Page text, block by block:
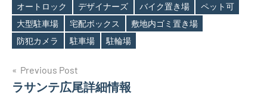
Tags
オートロック
デザイナーズ バイク置き場
ペット可
大型駐車場
宅配ボックス
敷地内ゴミ置き場
防犯カメラ
駐車場 駐輪場
投
稿
Previous Post
ラサンテ広尾詳細情報